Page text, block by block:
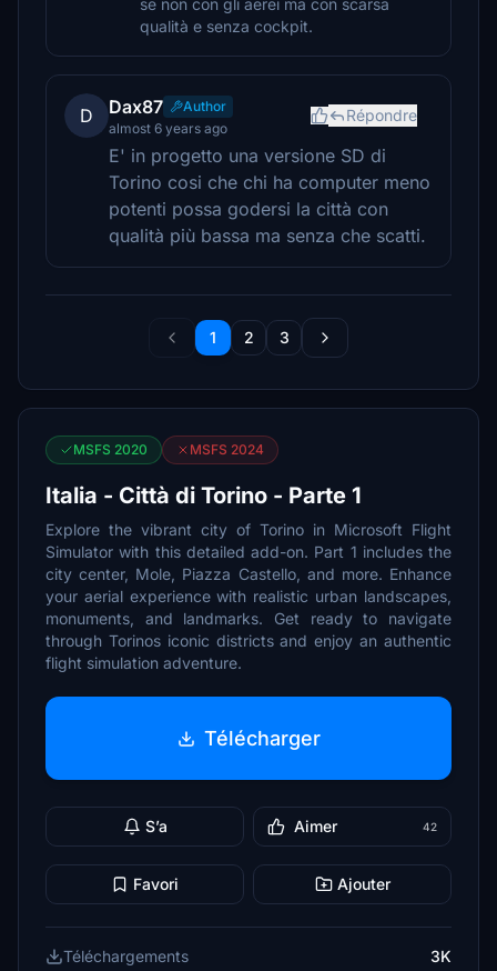
se non con gli aerei ma con scarsa
qualità e senza cockpit.
D Dax87
Author
almost 6 years ago
Répondre
E' in progetto una versione SD di
Torino cosi che chi ha computer meno
potenti possa godersi la città con
qualità più bassa ma senza che scatti.
1 2 3
MSFS 2020 MSFS 2024
Italia - Città di Torino - Parte 1
Explore the vibrant city of Torino in Microsoft Flight
Simulator with this detailed add-on. Part 1 includes the
city center, Mole, Piazza Castello, and more. Enhance
your aerial experience with realistic urban landscapes,
monuments, and landmarks. Get ready to navigate
through Torinos iconic districts and enjoy an authentic
flight simulation adventure.
Télécharger
S’a Aimer 42
Favori Ajouter
Téléchargements
3K